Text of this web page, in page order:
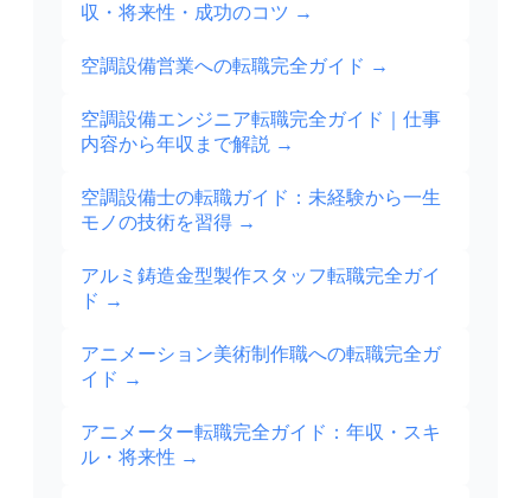
収・将来性・成功のコツ →
空調設備営業への転職完全ガイド →
空調設備エンジニア転職完全ガイド｜仕事
内容から年収まで解説 →
空調設備士の転職ガイド：未経験から一生
モノの技術を習得 →
アルミ鋳造金型製作スタッフ転職完全ガイ
ド →
アニメーション美術制作職への転職完全ガ
イド →
アニメーター転職完全ガイド：年収・スキ
ル・将来性 →